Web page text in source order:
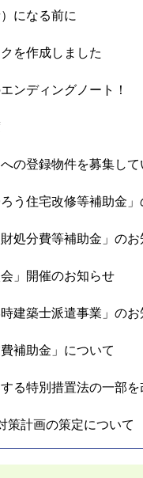
になる前に
を作成しました
ンディングノート！
の登録物件を募集して
う住宅改修等補助金」
処分費等補助金」のお
」開催のお知らせ
建築士派遣事業」の
補助金」について
る特別措置法の一部
策計画の策定について